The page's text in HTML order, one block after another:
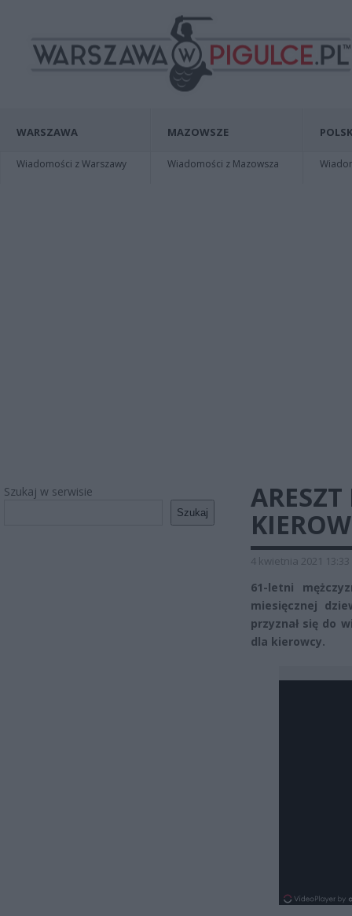
WARSZAWA
Wiadomości z Warszawy
MAZOWSZE
Wiadomości z Mazowsza
Szukaj w serwisie
Szukaj
4 kwietnia 2021 13:33
61-letni
miesięcznej
przyznał się do
dla kierowcy.